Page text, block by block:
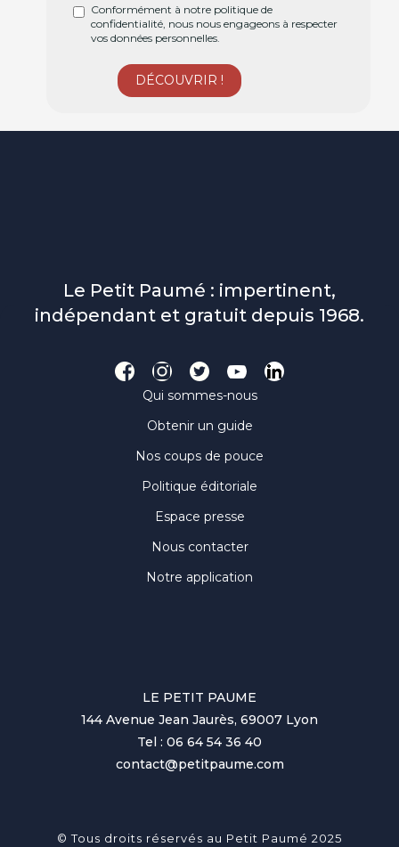
Conformément à notre politique de
confidentialité, nous nous engageons à respecter
vos données personnelles.
Le Petit Paumé : impertinent,
indépendant et gratuit depuis 1968.
Qui sommes-nous
Obtenir un guide
Nos coups de pouce
Politique éditoriale
Espace presse
Nous contacter
Notre application
LE PETIT PAUME
144 Avenue Jean Jaurès, 69007 Lyon
Tel : 06 64 54 36 40
contact@petitpaume.com
© Tous droits réservés au Petit Paumé 2025